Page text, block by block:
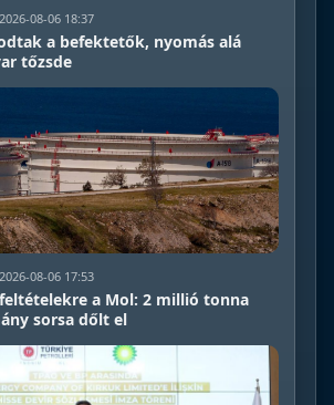
08-06 18:37
a befektetők, nyomás alá
tőzsde
08-06 17:53
a Mol: 2 millió tonna
sorsa dőlt el